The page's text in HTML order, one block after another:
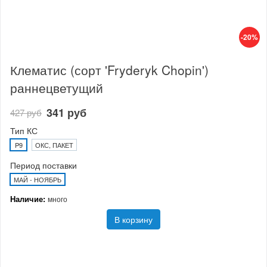
-20%
Клематис (сорт 'Fryderyk Chopin')
раннецветущий
427 руб 341 руб
Тип КС
P9 ОКС, ПАКЕТ
Период поставки
МАЙ - НОЯБРЬ
Наличие: много
В корзину